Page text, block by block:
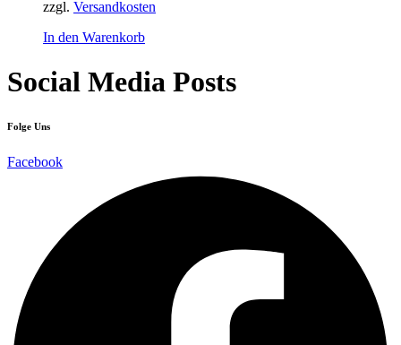
zzgl. Versandkosten
In den Warenkorb
Social Media Posts
Folge Uns
Facebook